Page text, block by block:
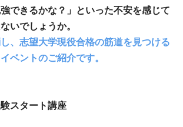
できるかな？」といった不安を感じて
いでしょうか。
、志望大学現役合格の筋道を見つける
ベントのご紹介です。
スタート講座